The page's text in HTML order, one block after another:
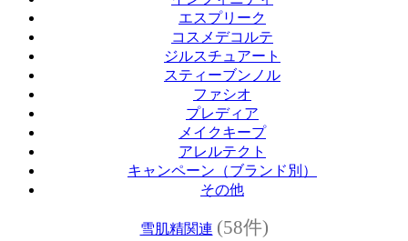
エスプリーク
コスメデコルテ
ジルスチュアート
スティーブンノル
ファシオ
プレディア
メイクキープ
アレルテクト
キャンペーン（ブランド別）
その他
雪肌精関連 (58件)